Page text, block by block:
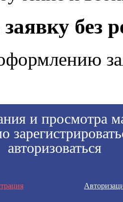
без
и просмотра
авторизоваться